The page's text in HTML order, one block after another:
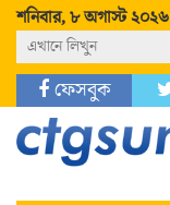
শনিবার, ৮ অগাস্ট ২০২৬
নিউজ
অনুসন্ধান
ফেসবুক